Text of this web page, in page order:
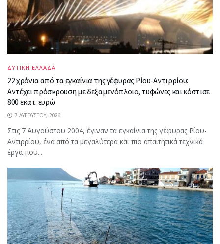
ΔΥΤΙΚΗ ΕΛΛΑΔΑ
22 χρόνια από τα εγκαίνια της γέφυρας Ρίου-Αντιρρίου:
Αντέχει πρόσκρουση με δεξαμενόπλοιο, τυφώνες και κόστισε
800 εκατ. ευρώ
7 ΑΥΓΟΎΣΤΟΥ, 2026
Στις 7 Αυγούστου 2004, έγιναν τα εγκαίνια της γέφυρας Ρίου-
Αντιρρίου, ένα από τα μεγαλύτερα και πιο απαιτητικά τεχνικά
έργα που...